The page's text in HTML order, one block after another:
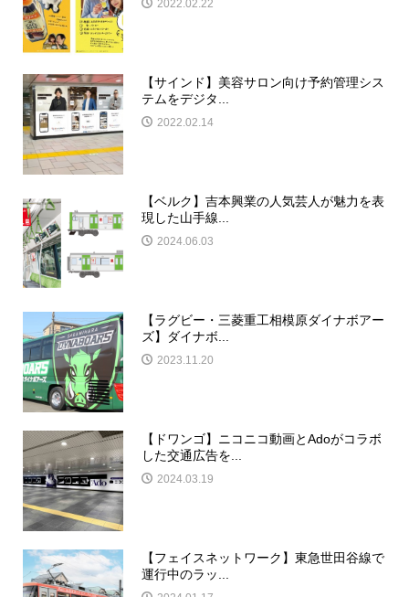
2022.02.22
【サインド】美容サロン向け予約管理シス
テムをデジタ...
2022.02.14
【ベルク】吉本興業の人気芸人が魅力を表
現した山手線...
2024.06.03
【ラグビー・三菱重工相模原ダイナボアー
ズ】ダイナボ...
2023.11.20
【ドワンゴ】ニコニコ動画とAdoがコラボ
した交通広告を...
2024.03.19
【フェイスネットワーク】東急世田谷線で
運行中のラッ...